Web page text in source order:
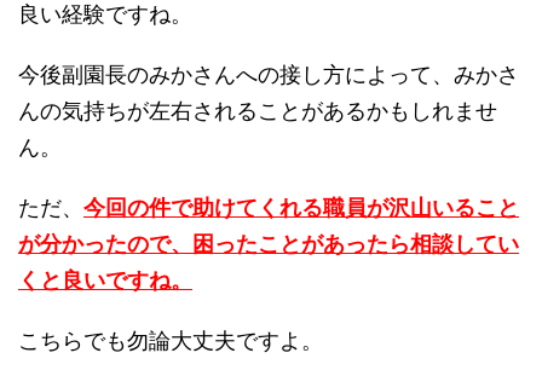
良い経験ですね。
今後副園長のみかさんへの接し方によって、みかさ
んの気持ちが左右されることがあるかもしれませ
ん。
ただ、 今回の件で助けてくれる職員が沢山いること
が分かったので、困ったことがあったら相談してい
くと良いですね。
こちらでも勿論大丈夫ですよ。